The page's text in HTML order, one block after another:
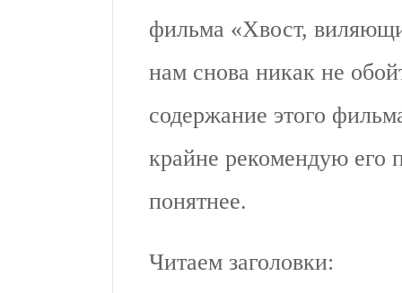
фильма «Хвост,
нам снова никак не
содержание этого
крайне рекомендую его
понятнее.
Читаем заголовки: